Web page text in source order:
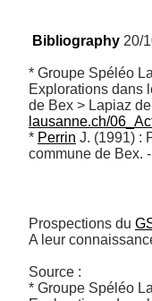
Bibliography 20/
* Groupe Spéléo
Explorations dans
de Bex > Lapiaz
lausanne.ch/
* Perrin J. (1991) :
commune de Bex.
Prospections du
A leur
Source :
* Groupe Spéléo